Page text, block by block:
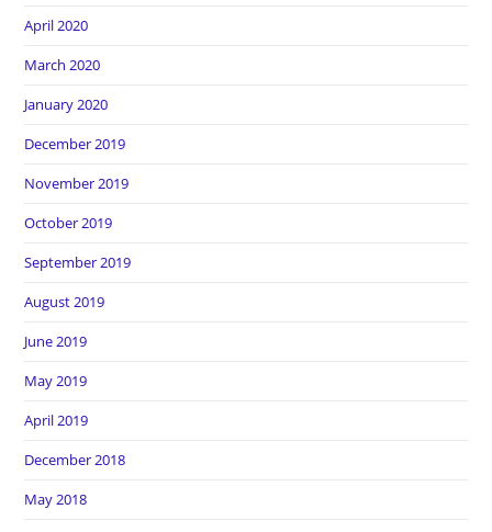
April 2020
March 2020
January 2020
December 2019
November 2019
October 2019
September 2019
August 2019
June 2019
May 2019
April 2019
December 2018
May 2018